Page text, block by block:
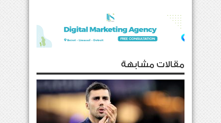
مقالات مشابهة